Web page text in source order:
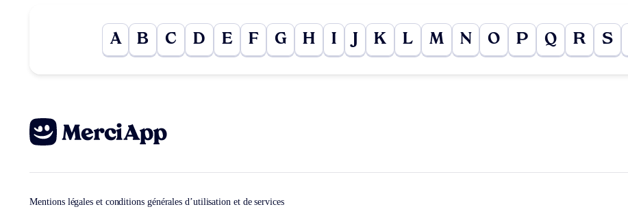
A B C D E F G H I K L M N O P Q R S
Mentions légales et conditions générales d’utilisation et de services